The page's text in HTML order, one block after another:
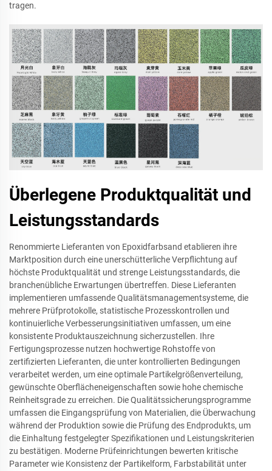
tragen.
Überlegene Produktqualität und
Leistungsstandards
Renommierte Lieferanten von Epoxidfarbsand etablieren ihre
Marktposition durch eine unerschütterliche Verpflichtung auf
höchste Produktqualität und strenge Leistungsstandards, die
branchenübliche Erwartungen übertreffen. Diese Lieferanten
implementieren umfassende Qualitätsmanagementsysteme, die
mehrere Prüfprotokolle, statistische Prozesskontrollen und
kontinuierliche Verbesserungsinitiativen umfassen, um eine
konsistente Produktauszeichnung sicherzustellen. Ihre
Fertigungsprozesse nutzen hochwertige Rohstoffe von
zertifizierten Lieferanten, die unter kontrollierten Bedingungen
verarbeitet werden, um eine optimale Partikelgrößenverteilung,
gewünschte Oberflächeneigenschaften sowie hohe chemische
Reinheitsgrade zu erreichen. Die Qualitätssicherungsprogramme
umfassen die Eingangsprüfung von Materialien, die Überwachung
während der Produktion sowie die Prüfung des Endprodukts, um
die Einhaltung festgelegter Spezifikationen und Leistungskriterien
zu bestätigen. Moderne Prüfeinrichtungen bewerten kritische
Parameter wie Konsistenz der Partikelform, Farbstabilität unter